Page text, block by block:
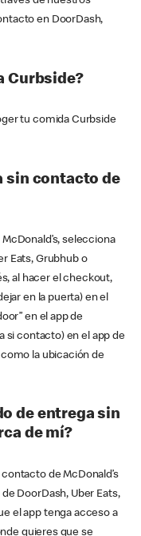
en DoorDash,
Curbside?
tu comida Curbside
sin contacto de
selecciona
Eats, Grubhub o
al hacer el checkout,
en la puerta) en el
en el app de
si contacto) en el app de
la ubicación de
de entrega sin
de mí?
de McDonald’s
DoorDash, Uber Eats,
el app tenga acceso a
quieres que se